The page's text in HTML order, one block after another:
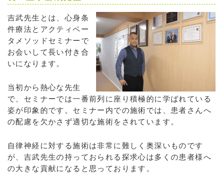
吉武先生とは、心身条
件療法とアクティベー
タメソッドセミナーで
お会いして長い付き合
いになります。
当初から熱心な先生
で、セミナーでは一番前列に座り積極的に学ばれている
姿が印象的です。セミナー内での施術では、患者さんへ
の配慮を欠かさず適切な施術をされています。
自律神経に対する施術は非常に難しく奥深いものです
が、吉武先生の持っておられる探求心は多くの患者様へ
の大きな貢献になると思っております。